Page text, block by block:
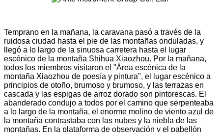
Temprano en la mañana, la caravana pasó a través de la
ruidosa ciudad hasta el pie de las montañas onduladas, y
llegó a lo largo de la sinuosa carretera hasta el lugar
escénico de la montaña Shihua Xiaozhou. Por la mañana,
todos los miembros visitaron el "Área escénica de la
montaña Xiaozhou de poesía y pintura", el lugar escénico a
principios de otoño, brumoso y brumoso, y las terrazas en
cascada y las espigas de arroz dorado son pintorescas. El
abanderado condujo a todos por el camino que serpenteaba
a lo largo de la montaña, el enorme molino de viento azul de
la montaña contrastaba con las nubes y la niebla de las
montañas. En la plataforma de observación y el pabellón